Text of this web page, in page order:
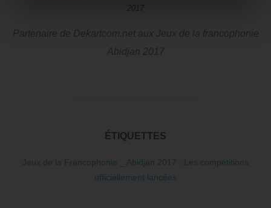
Partenaire de Dekartcom.net aux Jeux de la francophonie
Abidjan 2017
ÉTIQUETTES
Jeux de la Francophonie _ Abidjan 2017 : Les compétitions
officiellement lancées